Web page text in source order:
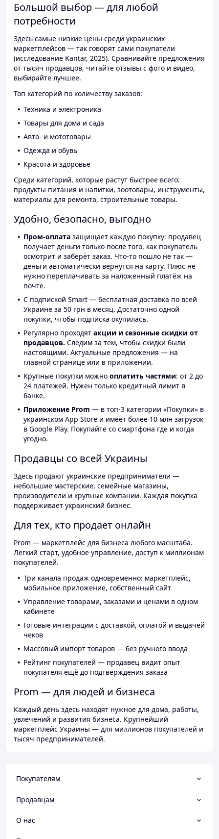
Большой выбор — для любой
потребности
Здесь самые низкие цены среди украинских
маркетплейсов — так говорят сами покупатели
(исследование Kantar, 2025). Сравнивайте предложения
от тысяч продавцов, читайте отзывы с фото и видео,
выбирайте лучшее.
Топ категорий по количеству заказов:
Техника и электроника
Товары для дома и сада
Авто- и мототовары
Одежда и обувь
Красота и здоровье
Среди категорий, которые растут быстрее всего:
продукты питания и напитки, зоотовары, инструменты,
материалы для ремонта, строительные товары.
Удобно, безопасно, выгодно
Пром-оплата защищает каждую покупку: продавец
получает деньги только после того, как покупатель
осмотрит и заберёт заказ. Что-то пошло не так —
деньги автоматически вернутся на карту. Плюс не
нужно переплачивать за наложенный платёж на
почте.
С подпиской Smart — бесплатная доставка по всей
Украине за 50 грн в месяц. Достаточно одной
покупки, чтобы подписка окупилась.
Регулярно проходят акции и сезонные скидки от
продавцов. Следим за тем, чтобы скидки были
настоящими. Актуальные предложения — на
главной странице или в приложении.
Крупные покупки можно оплатить частями: от 2 до
24 платежей. Нужен только кредитный лимит в
банке.
Приложение Prom — в топ-3 категории «Покупки» в
украинском App Store и имеет более 10 млн загрузок
в Google Play. Покупайте со смартфона где и когда
угодно.
Продавцы со всей Украины
Здесь продают украинские предприниматели —
небольшие мастерские, семейные магазины,
производители и крупные компании. Каждая покупка
поддерживает украинский бизнес.
Для тех, кто продаёт онлайн
Prom — маркетплейс для бизнеса любого масштаба.
Лёгкий старт, удобное управление, доступ к миллионам
покупателей.
Три канала продаж одновременно: маркетплейс,
мобильное приложение, собственный сайт
Управление товарами, заказами и ценами в одном
кабинете
Готовые интеграции с доставкой, оплатой и выдачей
чеков
Массовый импорт товаров — без ручного ввода
Рейтинг покупателей — продавец видит опыт
покупателя ещё до подтверждения заказа
Prom — для людей и бизнеса
Каждый день здесь находят нужное для дома, работы,
увлечений и развития бизнеса. Крупнейший
маркетплейс Украины — для миллионов покупателей и
тысяч предпринимателей.
Покупателям
Продавцам
О нас